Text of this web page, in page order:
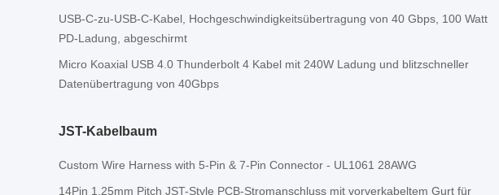
USB-C-zu-USB-C-Kabel, Hochgeschwindigkeitsübertragung von 40 Gbps, 100 Watt
PD-Ladung, abgeschirmt
Micro Koaxial USB 4.0 Thunderbolt 4 Kabel mit 240W Ladung und blitzschneller
Datenübertragung von 40Gbps
JST-Kabelbaum
Custom Wire Harness with 5-Pin & 7-Pin Connector - UL1061 28AWG
14Pin 1,25mm Pitch JST-Style PCB-Stromanschluss mit vorverkabeltem Gurt für